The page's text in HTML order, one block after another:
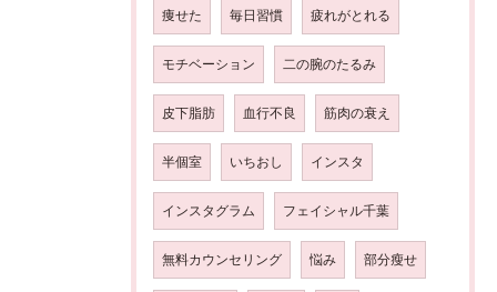
痩せた 毎日習慣 疲れがとれる
モチベーション 二の腕のたるみ
皮下脂肪 血行不良 筋肉の衰え
半個室 いちおし インスタ
インスタグラム フェイシャル千葉
無料カウンセリング 悩み 部分瘦せ